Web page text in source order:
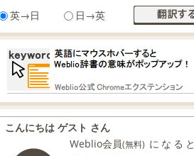
英→日 日→英
こんにちは ゲスト さん
Weblio会員(無料) になると